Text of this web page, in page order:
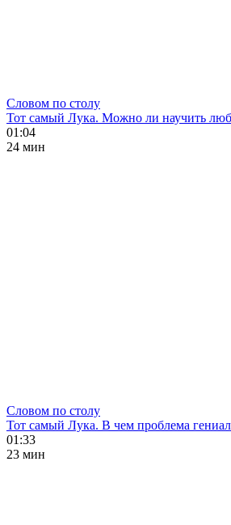
Словом по столу
Тот самый Лука. Можно ли научить
01:04
24 мин
Словом по столу
Тот самый Лука. В чем проблема
01:33
23 мин